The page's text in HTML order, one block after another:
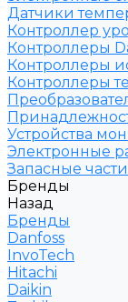
Датчики
Контроллер
Контроллеры
Контроллеры
Контроллеры
Устройства
Электронные
Запасные
Бренды
Назад
Бренды
Danfoss
InvoTech
Hitachi
Daikin